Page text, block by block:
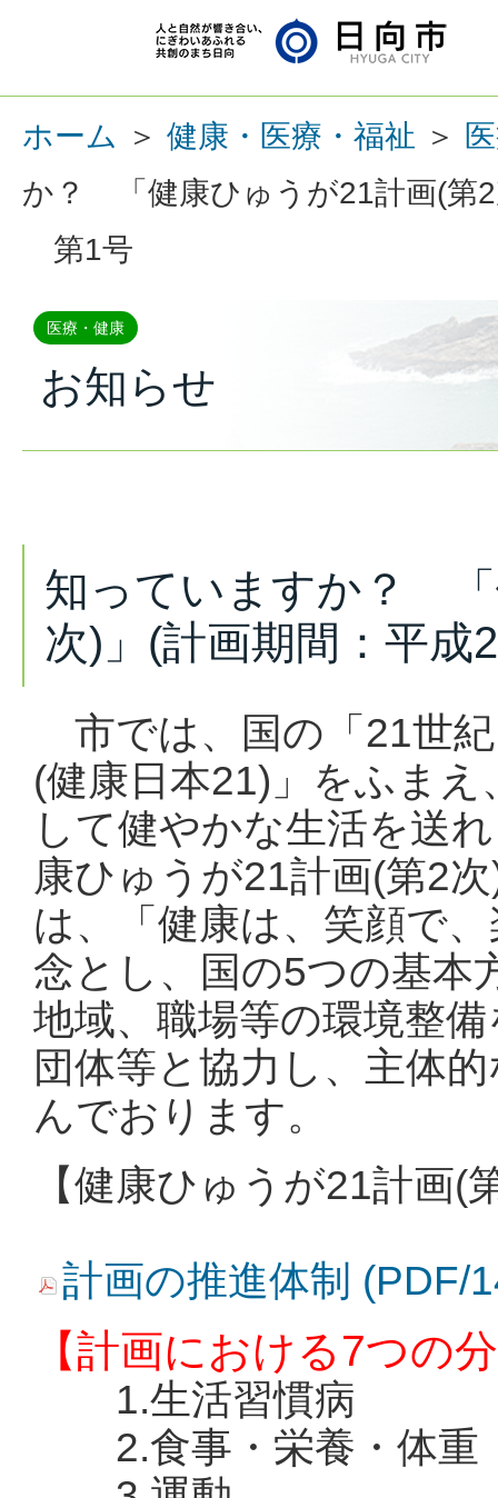
ホーム ＞ 健康・医療・福祉 ＞
か？ 「健康ひゅうが21計画(第
第1号
医療・健康
お知らせ
知っていますか？ 「
次)」(計画期間：平
市では、国の「21世
(健康日本21)」をふま
して健やかな生活を送
康ひゅうが21計画(第2
は、「健康は、笑顔で
念とし、国の5つの基本
地域、職場等の環境整
団体等と協力し、主体
んでおります。
【健康ひゅうが21計画(
計画の推進体制 (PDF/
【計画における7つの
1.生活習慣病
2.食事・栄養・体重